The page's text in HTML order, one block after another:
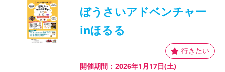
ぼうさいアドベンチャー
inほるる
開催期間：2026年1月17日(土)